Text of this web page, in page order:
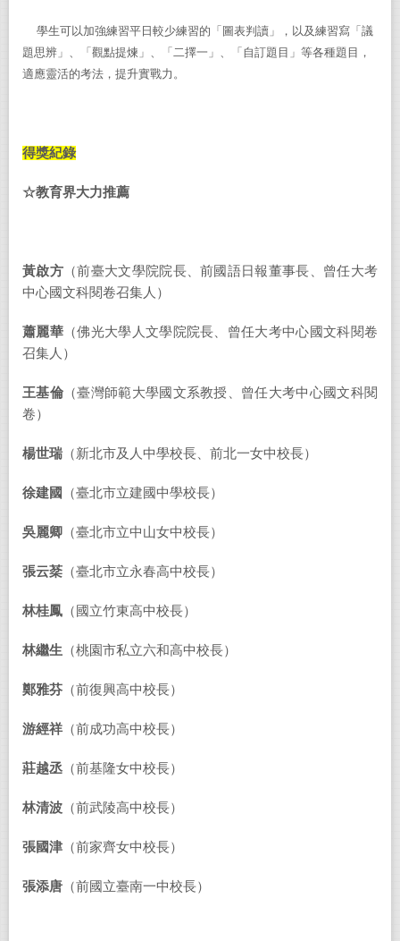
學生可以加強練習平日較少練習的 「 圖表判 讀」，以及練習寫「 議
題思辨」、「觀點提煉」、「二擇一」、「 自訂題目 」 等各種題目 ，
適應靈活的考法 ， 提升實戰力 。
得獎紀錄
☆教育界大力推薦
黃啟方（前臺大文學院院長、前國語日報董事長、曾任大考
中心國文科閱卷召集人）
蕭麗華（佛光大學人文學院院長、曾任大考中心國文科閱卷
召集人）
王基倫（臺灣師範大學國文系教授、曾任大考中心國文科閱
卷）
楊世瑞 （新北市及人中學校長、前北一女中校長）
徐建國 （臺北市立建國中學校長）
吳麗卿 （臺北市立中山女中校長）
張云棻 （臺北市立永春高中校長）
林桂鳳 （國立竹東高中校長）
林繼生 （桃園市私立六和高中校長）
鄭雅芬 （前復興高中校長）
游經祥 （前成功高中校長）
莊越丞 （前基隆女中校長）
林清波 （前武陵高中校長）
張國津 （前家齊女中校長）
張添唐 （前國立臺南一中校長）